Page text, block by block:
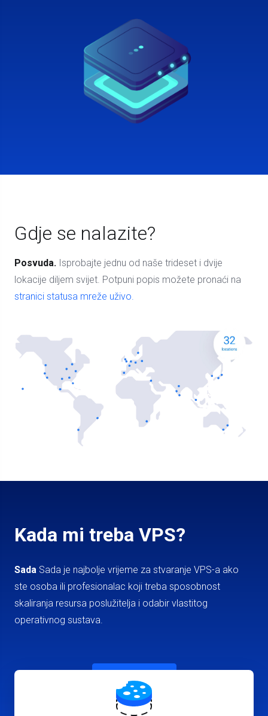
Gdje se nalazite?
Posvuda. Isprobajte jednu od naše trideset i dvije
lokacije diljem svijet. Potpuni popis možete pronaći na
stranici statusa mreže uživo.
Kada mi treba VPS?
Sada Sada je najbolje vrijeme za stvaranje VPS-a ako
ste osoba ili profesionalac koji treba sposobnost
skaliranja resursa poslužitelja i odabir vlastitog
operativnog sustava.
Stvorite VPS